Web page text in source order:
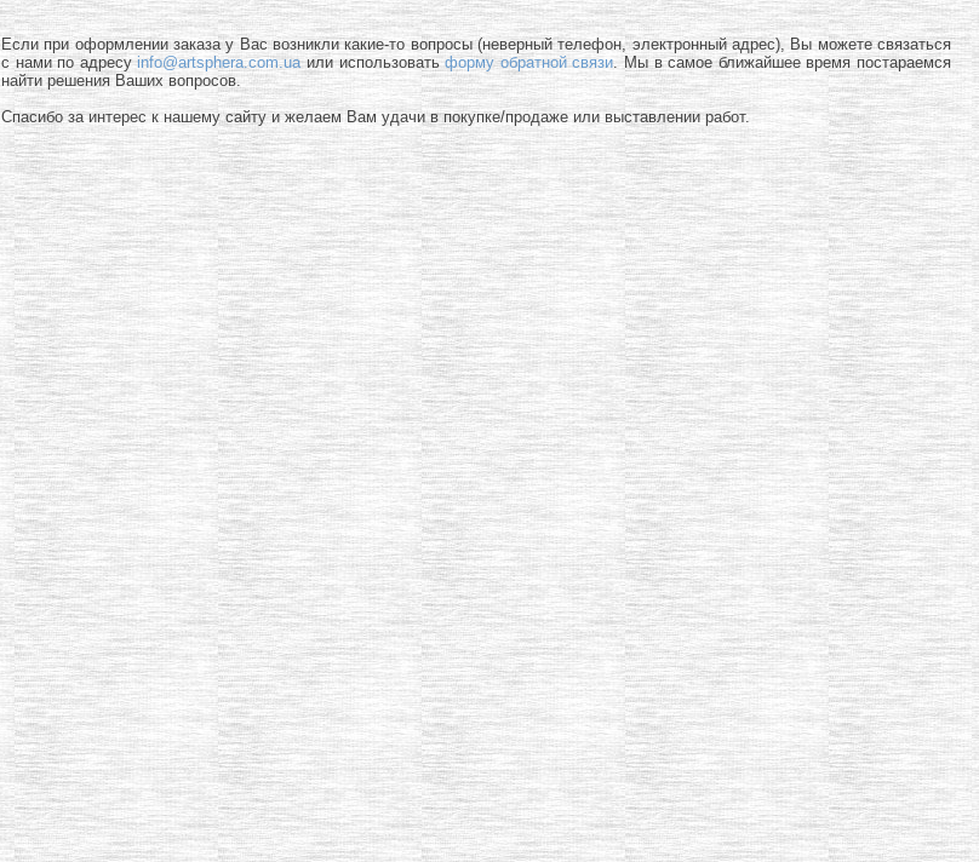
Если при оформлении заказа у Вас возникли какие-то вопросы (неверный телефон, электронный адрес), Вы можете связаться
с нами по адресуinfo@artsphera.com.uaили использоватьформу обратной связи. Мы в самое ближайшее время постараемся
найти решения Ваших вопросов.
Спасибо за интерес к нашему сайту и желаем Вам удачи в покупке/продаже или выставлении работ.